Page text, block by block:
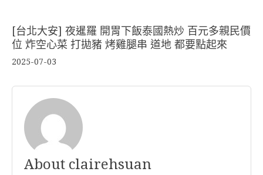
[台北大安] 夜暹羅 開胃下飯泰國熱炒 百元多親民價
位 炸空心菜 打拋豬 烤雞腿串 道地 都要點起來
2025-07-03
About clairehsuan